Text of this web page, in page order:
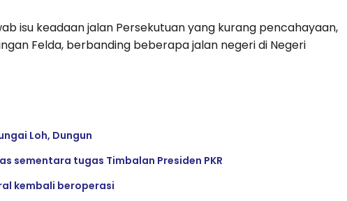
isu keadaan jalan Persekutuan yang kurang pencahayaan,
Felda, berbanding beberapa jalan negeri di Negeri
Loh, Dungun
sementara tugas Timbalan Presiden PKR
kembali beroperasi